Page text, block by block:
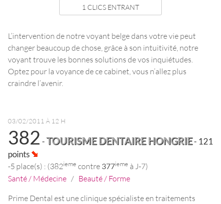
1 CLICS ENTRANT
L’intervention de notre voyant belge dans votre vie peut
changer beaucoup de chose, grâce à son intuitivité, notre
voyant trouve les bonnes solutions de vos inquiétudes.
Optez pour la voyance de ce cabinet, vous n’allez plus
craindre l’avenir.
03/02/2011 À 12 H
382-TOURISME DENTAIRE HONGRIE- 121
points
-5 place(s) : (382ieme contre 377ieme à J-7)
Santé / Médecine / Beauté / Forme
Prime Dental est une clinique spécialiste en traitements